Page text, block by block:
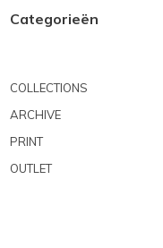
Categorieën
COLLECTIONS
ARCHIVE
PRINT
OUTLET